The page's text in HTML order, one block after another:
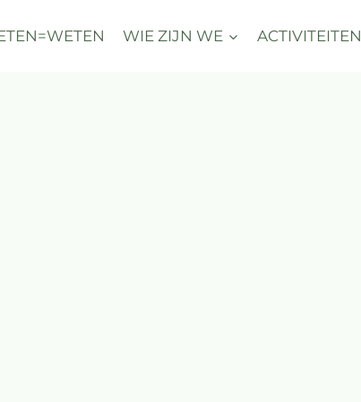
WIE ZIJN WE ACTIVITEITEN